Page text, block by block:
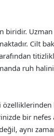
biridir.
Cilt
ruh
bir nefes
aynı